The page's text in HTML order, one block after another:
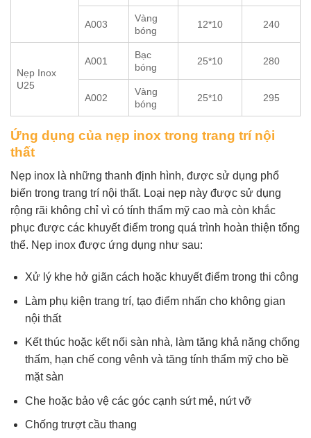
A003
Vàng
bóng
12*10 240
Nẹp Inox
U25
A001
Bạc
bóng
25*10 280
A002
Vàng
bóng
25*10 295
Ứng dụng của nẹp inox trong trang trí nội
thất
Nẹp inox là những thanh định hình, được sử dụng phổ
biến trong trang trí nội thất. Loại nẹp này được sử dụng
rộng rãi không chỉ vì có tính thẩm mỹ cao mà còn khắc
phục được các khuyết điểm trong quá trình hoàn thiện tổng
thể. Nẹp inox được ứng dụng như sau:
Xử lý khe hở giãn cách hoặc khuyết điểm trong thi công
Làm phụ kiện trang trí, tạo điểm nhấn cho không gian
nội thất
Kết thúc hoặc kết nối sàn nhà, làm tăng khả năng chống
thấm, hạn chế cong vênh và tăng tính thẩm mỹ cho bề
mặt sàn
Che hoặc bảo vệ các góc cạnh sứt mẻ, nứt vỡ
Chống trượt cầu thang